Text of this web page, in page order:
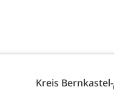
Kreis Bernkastel-